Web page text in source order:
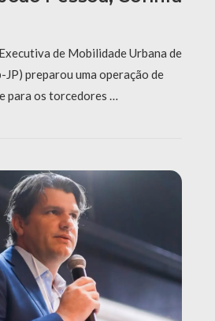
de Mobilidade Urbana de
JP) preparou uma operação de
os torcedores …